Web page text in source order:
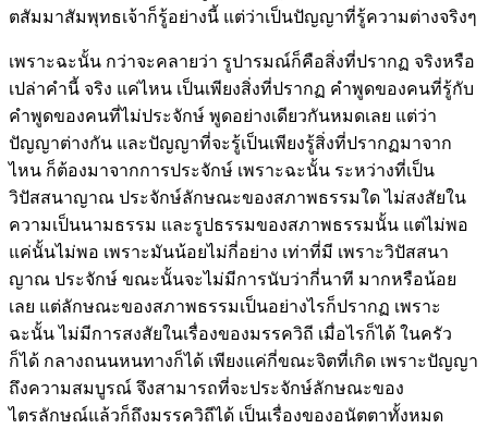
ตสัมมาสัมพุทธเจ้าก็รู้อย่างนี้ แต่ว่าเป็นปัญญาที่รู้ความต่างจริงๆ
เพราะฉะนั้น กว่าจะคลายว่า รูปารมณ์ก็คือสิ่งที่ปรากฏ จริงหรือ
เปล่าคำนี้ จริง แค่ไหน เป็นเพียงสิ่งที่ปรากฏ คำพูดของคนที่รู้กับ
คำพูดของคนที่ไม่ประจักษ์ พูดอย่างเดียวกันหมดเลย แต่ว่า
ปัญญาต่างกัน และปัญญาที่จะรู้เป็นเพียงรู้สิ่งที่ปรากฏมาจาก
ไหน ก็ต้องมาจากการประจักษ์ เพราะฉะนั้น ระหว่างที่เป็น
วิปัสสนาญาณ ประจักษ์ลักษณะของสภาพธรรมใด ไม่สงสัยใน
ความเป็นนามธรรม และรูปธรรมของสภาพธรรมนั้น แต่ไม่พอ
แค่นั้นไม่พอ เพราะมันน้อยไม่กี่อย่าง เท่าที่มี เพราะวิปัสสนา
ญาณ ประจักษ์ ขณะนั้นจะไม่มีการนับว่ากี่นาที มากหรือน้อย
เลย แต่ลักษณะของสภาพธรรมเป็นอย่างไรก็ปรากฏ เพราะ
ฉะนั้น ไม่มีการสงสัยในเรื่องของมรรควิถี เมื่อไรก็ได้ ในครัว
ก็ได้ กลางถนนหนทางก็ได้ เพียงแค่กี่ขณะจิตที่เกิด เพราะปัญญา
ถึงความสมบูรณ์ จึงสามารถที่จะประจักษ์ลักษณะของ
ไตรลักษณ์แล้วก็ถึงมรรควิถีได้ เป็นเรื่องของอนัตตาทั้งหมด